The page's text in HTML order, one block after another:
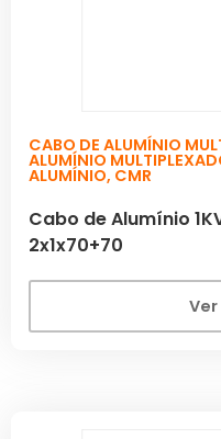
CABO DE ALUMÍNIO
ALUMÍNIO
ALUMÍNIO, CMR
Cabo de Alumínio
2x1x70+70